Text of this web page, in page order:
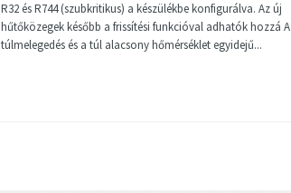
R32 és R744 (szubkritikus) a készülékbe konfigurálva. Az új
hűtőközegek később a frissítési funkcióval adhatók hozzá A
túlmelegedés és a túl alacsony hőmérséklet egyidejű...